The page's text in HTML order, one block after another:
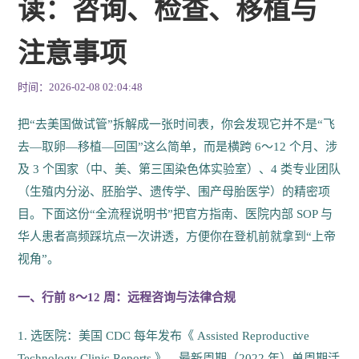
读：咨询、检查、移植与
注意事项
时间：2026-02-08 02:04:48
把“去美国做试管”拆解成一张时间表，你会发现它并不是“飞
去—取卵—移植—回国”这么简单，而是横跨 6～12 个月、涉
及 3 个国家（中、美、第三国染色体实验室）、4 类专业团队
（生殖内分泌、胚胎学、遗传学、围产母胎医学）的精密项
目。下面这份“全流程说明书”把官方指南、医院内部 SOP 与
华人患者高频踩坑点一次讲透，方便你在登机前就拿到“上帝
视角”。
一、行前 8～12 周：远程咨询与法律合规
1. 选医院：美国 CDC 每年发布《 Assisted Reproductive